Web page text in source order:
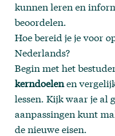
kunnen leren en
beoordelen.
Hoe bereid je je voor
Nederlands?
Begin met het
kerndoelenen
lessen. Kijk waar je al
aanpassingen kunt
de nieuwe eisen.